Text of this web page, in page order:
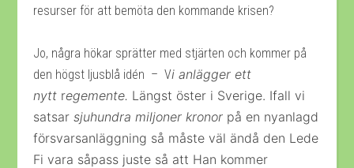
resurser för att bemöta den kommande krisen?
Jo, några hökar sprätter med stjärten och kommer på
den högst ljusblå idén – Vi anlägger ett
nytt regemente. Längst öster i Sverige. Ifall vi
satsarsjuhundra miljoner kronor på en nyanlagd
försvarsanläggning så måste väl ändå den Lede
Fi vara såpass juste så att Han kommer